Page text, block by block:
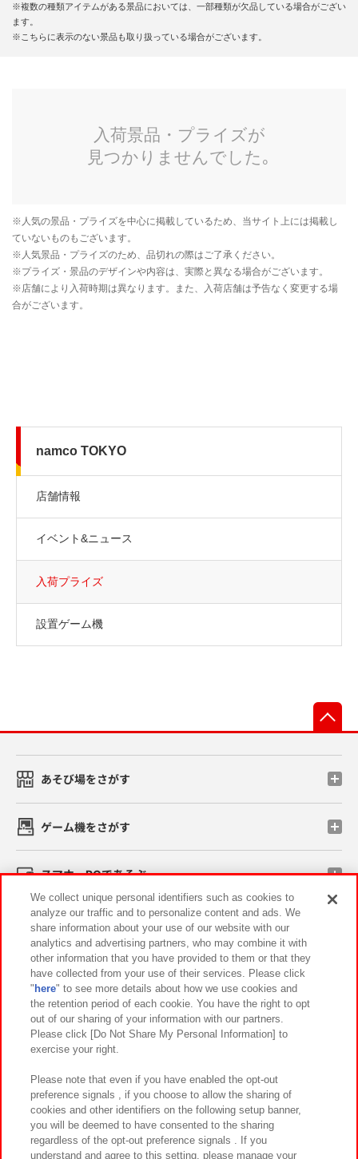
※複数の種類アイテムがある景品においては、一部種類が欠品している場合がござい
ます。
※こちらに表示のない景品も取り扱っている場合がございます。
namco TOKYO
店舗情報
イベント&ニュース
入荷プライズ
設置ゲーム機
あそび場をさがす
ゲーム機をさがす
スマホ・PCであそぶ
イベント・キャンペーン
関連会社 サステナビリティ サイトポリシー
プライバシーポリシー ウェブアクセシビリティ方針と検証結果
お取引先さまとともに
カスタマーハラスメント対応方針 よくあるご質問・お問い合わせ
We collect unique personal identifiers such as cookies to
analyze our traffic and to personalize content and ads. We
share information about your use of our website with our
analytics and advertising partners, who may combine it with
other information that you have provided to them or that they
have collected from your use of their services. Please click
" here" to see more details about how we use cookies and
the retention period of each cookie. You have the right to opt
out of our sharing of your information with our partners.
Please click [Do Not Share My Personal Information] to
exercise your right.
Please note that even if you have enabled the opt-out
preference signals , if you choose to allow the sharing of
cookies and other identifiers on the following setup banner,
you will be deemed to have consented to the sharing
regardless of the opt-out preference signals . If you
understand and agree to this setting, please manage your